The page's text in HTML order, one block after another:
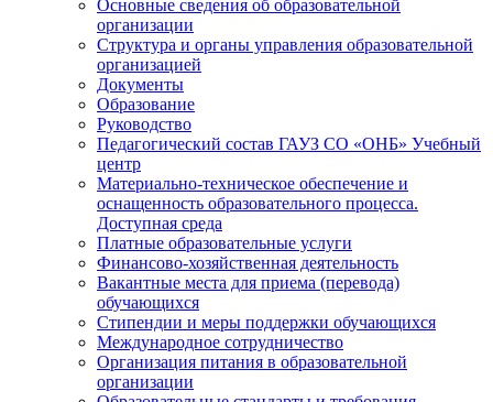
Основные сведения об образовательной
организации
Структура и органы управления образовательной
организацией
Документы
Образование
Руководство
Педагогический состав ГАУЗ СО «ОНБ» Учебный
центр
Материально-техническое обеспечение и
оснащенность образовательного процесса.
Доступная среда
Платные образовательные услуги
Финансово-хозяйственная деятельность
Вакантные места для приема (перевода)
обучающихся
Стипендии и меры поддержки обучающихся
Международное сотрудничество
Организация питания в образовательной
организации